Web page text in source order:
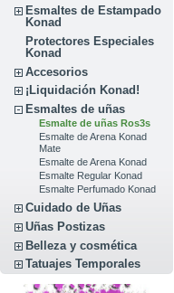
Esmaltes de Estampado
Konad
Protectores Especiales
Konad
Accesorios
¡Liquidación Konad!
Esmaltes de uñas
Esmalte de uñas Ros3s
Esmalte de Arena Konad
Mate
Esmalte de Arena Konad
Esmalte Regular Konad
Esmalte Perfumado Konad
Cuidado de Uñas
Uñas Postizas
Belleza y cosmética
Tatuajes Temporales